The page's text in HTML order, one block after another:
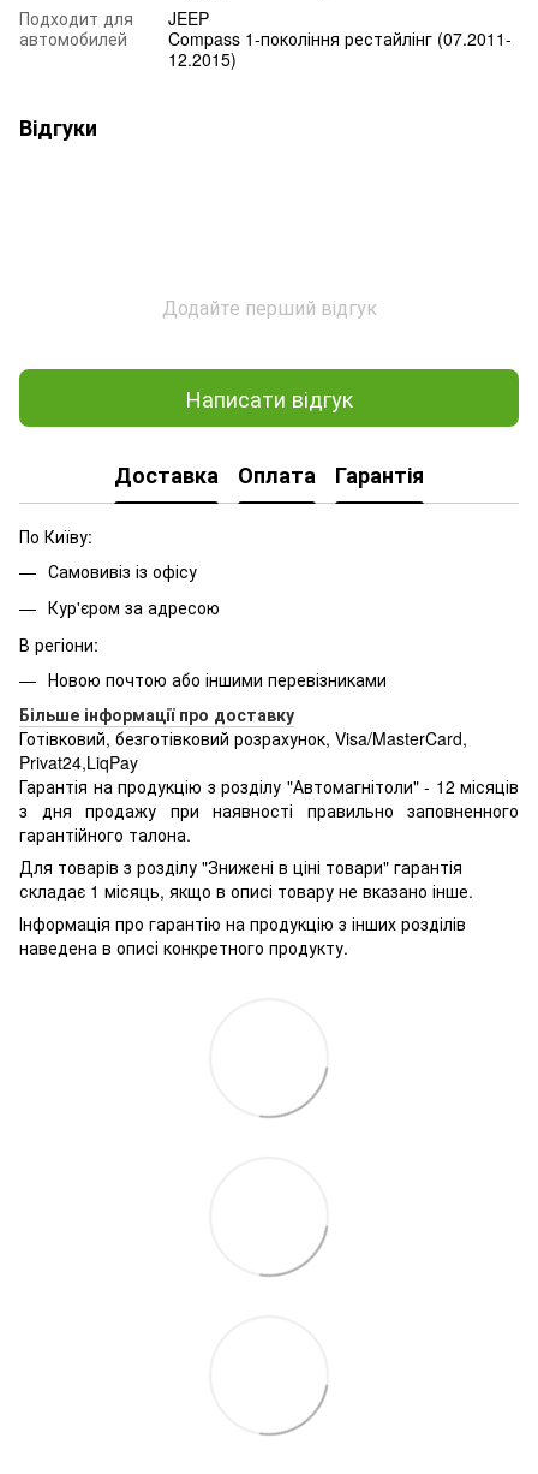
Подходит для
автомобилей
JEEP
Compass 1-покоління рестайлінг (07.2011-
12.2015)
Відгуки
Додайте перший відгук
Написати відгук
Доставка Оплата Гарантія
По Київу:
Самовивіз із офісу
Кур'єром за адресою
В регіони:
Новою почтою або іншими перевізниками
Більше інформації про доставку
Готівковий, безготівковий розрахунок, Visa/MasterCard,
Privat24,LiqPay
Гарантія на продукцію з розділу "Автомагнітоли" - 12 місяців
з дня продажу при наявності правильно заповненного
гарантійного талона.
Для товарів з розділу "Знижені в ціні товари" гарантія
складає 1 місяць, якщо в описі товару не вказано інше.
Інформація про гарантію на продукцію з інших розділів
наведена в описі конкретного продукту.